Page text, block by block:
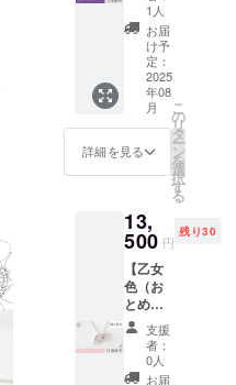
同じあ
じさい
リング
は無い
と言え
ます。
皆様が
手にす
るのは
唯一の
ムとご
理解頂
けると
幸いで
す。ど
んな瓶
覗リン
グが手
元に届
くのか
ルー
ジョン
がある
ものが
ござい
ます。
を損な
うもの
て使用
いたし
ますの
でご理
解ご了
承くだ
さいま
せ。
一のア
イテム
とご理
解頂け
ると幸
いで
す。 ま
には自
然のク
ケ、イ
ンク
ルー
ジョン
がある
ものが
ござい
ます。
極端に
はござ
いませ
んので
そちら
をご理
解ご了
承の上
ターン
購入を
ます。
ただ一
つとし
て同じ
あじさ
いリン
グは無
いと言
えま
グ） ■
チェー
ン長
さ：最
45cm（
長さ調
整可能
なスラ
注意事
項※ 天
は、カ
ラーや
濃淡に
個性が
ありま
す。サ
ンプル
ルーカ
ルセド
ニー
3mm×2
ラ
ベン
ダーカ
×2pc ■
チェー
ン：
SILVER
925（ロ
ジウム
コー
ティン
グ） ■
チェー
あじさ
いネッ
クレス
■地金：
SILVER
925（ロ
ジウム
コー
ティン
グ） ■
天然
ンクア
メジス
ト
4mm×1
pc
ロード
ライト
ガー
1人
お届
け予
定：
2025
年08
月
詳細を見る
こ
の
リ
タ
ー
ン
を
選
択
す
る
13,
500 円
残り30
【乙女
色（お
とめい
ろ）】
あじさ
いネッ
クレス
支援
者：
0人
お届